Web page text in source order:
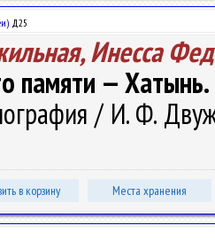
Д25
Инесса
памяти —
/ И. Ф.
в корзину Места хранения